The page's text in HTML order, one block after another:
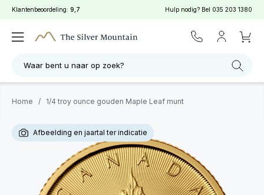
Klantenbeoordeling: 9,7 Hulp nodig? Bel 035 203 1380
Waar bent u naar op zoek?
Home / 1/4 troy ounce gouden Maple Leaf munt
Afbeelding en jaartal ter indicatie